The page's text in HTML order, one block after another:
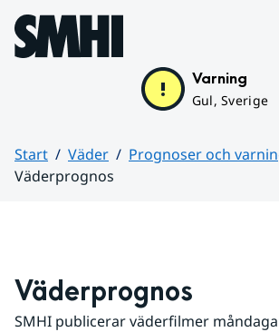
Hoppa till sidans innehåll
Varning
Gul, Sverige
Start Väder
Prognoser och
Väderprognos
Väderprognos
SMHI publicerar väderfilmer